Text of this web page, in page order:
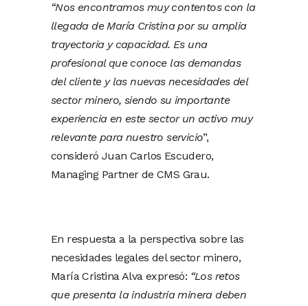
“Nos encontramos muy contentos con la
llegada de María Cristina por su amplia
trayectoria y capacidad. Es una
profesional que conoce las demandas
del cliente y las nuevas necesidades del
sector minero, siendo su importante
experiencia en este sector un activo muy
relevante para nuestro servicio”,
consideró Juan Carlos Escudero,
Managing Partner de CMS Grau.
En respuesta a la perspectiva sobre las
necesidades legales del sector minero,
María Cristina Alva expresó: “Los retos
que presenta la industria minera deben